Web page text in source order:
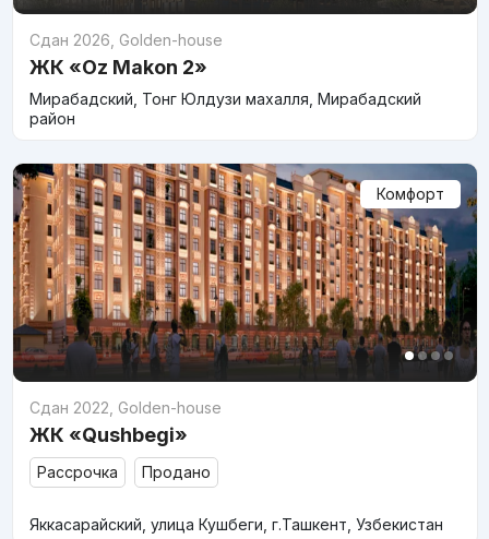
Сдан 2026 Golden-house
ЖК «Oz Makon 2»
Мирабадский, Тонг Юлдузи махалля, Мирабадский
район
Комфорт
Сдан 2022 Golden-house
ЖК «Qushbegi»
Рассрочка Продано
Яккасарайский, улица Кушбеги, г.Ташкент, Узбекистан